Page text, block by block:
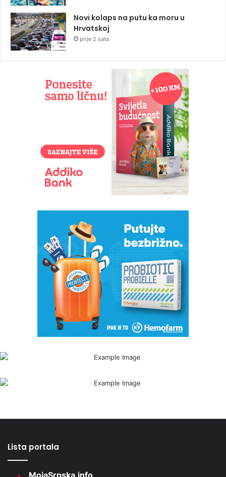
Novi kolaps na putu ka moru u
Hrvatskoj
prije 2 sata
Lista portala